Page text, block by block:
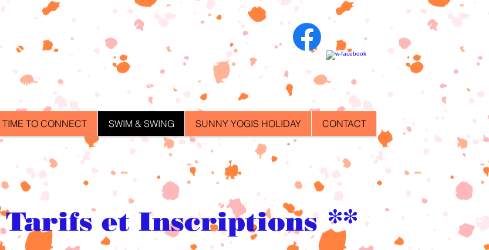
Lucky
Association loi 1901 - Créée en Juillet 2003
TIME TO CONNECT SWIM & SWING SUNNY YOGIS HOLIDAY CONTACT
Tarifs et Inscriptions **